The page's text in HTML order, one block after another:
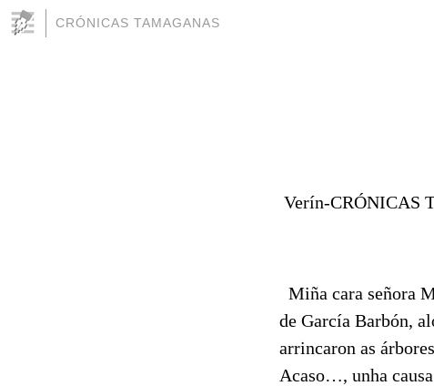
CRÓNICAS TAMAGANAS
Verín-CRÓNICAS
Miña cara señora
de García Barbón,
arrincaron as
Acaso…, unha